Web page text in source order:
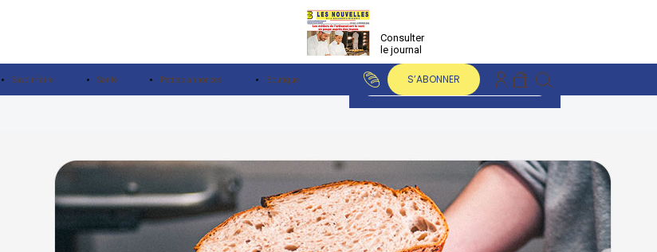
Consulter
le journal
Savoir-faire Santé Petites annonces Boutique S’ABONNER